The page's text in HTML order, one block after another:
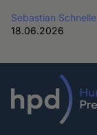
Sebastian Schnelle
18.06.2026